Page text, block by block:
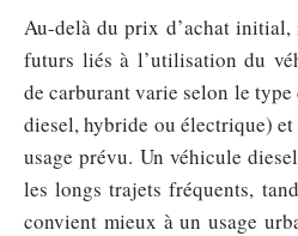
Au-delà du prix d’achat
futurs liés à l’utilisation du
de carburant varie selon le
diesel, hybride ou électrique)
usage prévu. Un véhicule
les longs trajets fréquents,
convient mieux à un usage